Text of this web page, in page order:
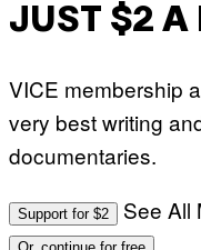
JUST $2 A
VICE membership
very best writing
documentaries.
Support for $2 See All